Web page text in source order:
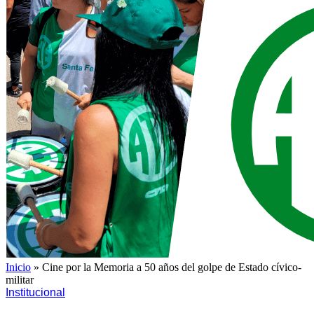
Inicio » Cine por la Memoria a 50 años del golpe de Estado cívico-
militar
Institucional